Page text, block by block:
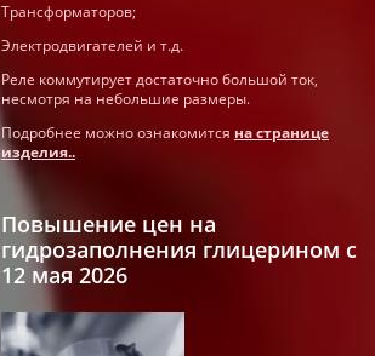
Трансформаторов;
Электродвигателей и т.д.
Реле коммутирует достаточно большой ток,
несмотря на небольшие размеры.
Подробнее можно ознакомится на странице
изделия..
Повышение цен на
гидрозаполнения глицерином с
12 мая 2026